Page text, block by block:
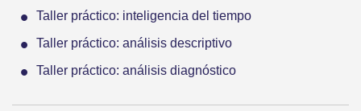
Taller práctico: inteligencia del tiempo
Taller práctico: análisis descriptivo
Taller práctico: análisis diagnóstico